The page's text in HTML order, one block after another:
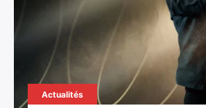
Actualités